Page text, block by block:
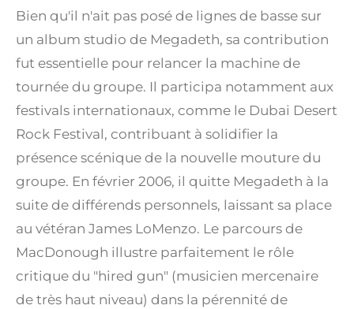
Bien qu'il n'ait pas posé de lignes de basse sur
un album studio de Megadeth, sa contribution
fut essentielle pour relancer la machine de
tournée du groupe. Il participa notamment aux
festivals internationaux, comme le Dubai Desert
Rock Festival, contribuant à solidifier la
présence scénique de la nouvelle mouture du
groupe. En février 2006, il quitte Megadeth à la
suite de différends personnels, laissant sa place
au vétéran James LoMenzo. Le parcours de
MacDonough illustre parfaitement le rôle
critique du "hired gun" (musicien mercenaire
de très haut niveau) dans la pérennité de